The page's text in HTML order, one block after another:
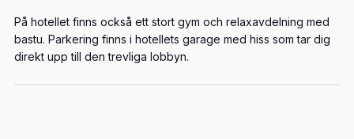
På hotellet finns också ett stort gym och relaxavdelning med
bastu. Parkering finns i hotellets garage med hiss som tar dig
direkt upp till den trevliga lobbyn.